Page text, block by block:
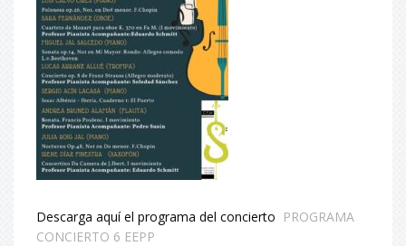
Descarga aquí el programa del concierto PROGRAMA
CONCIERTO 6 EEPP